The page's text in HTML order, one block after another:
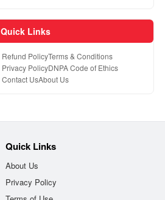
Quick Links
Refund PolicyTerms & Conditions
Privacy PolicyDNPA Code of Ethics
Contact UsAbout Us
Quick Links
About Us
Privacy Policy